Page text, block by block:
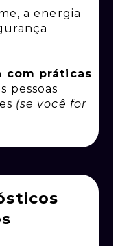
a energia
com práticas
pessoas
(se você for